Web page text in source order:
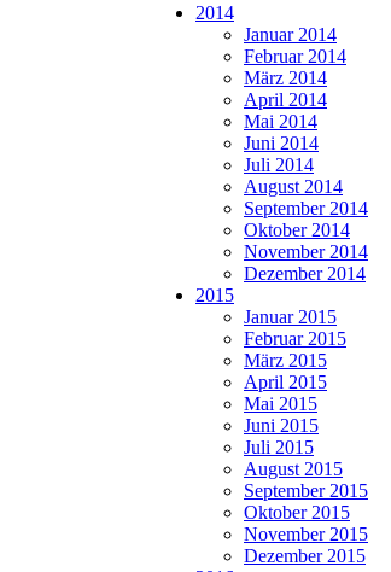
2014
Januar 2014
Februar 2014
März 2014
April 2014
Mai 2014
Juni 2014
Juli 2014
August 2014
September 2014
Oktober 2014
November 2014
Dezember 2014
2015
Januar 2015
Februar 2015
März 2015
April 2015
Mai 2015
Juni 2015
Juli 2015
August 2015
September 2015
Oktober 2015
November 2015
Dezember 2015